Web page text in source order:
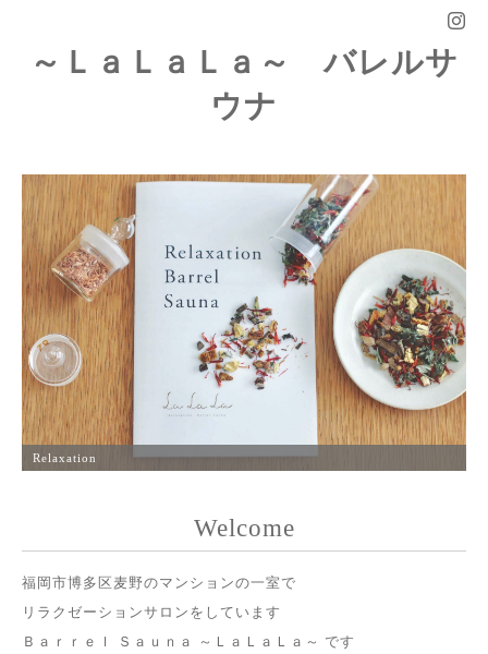
～ＬａＬａＬａ～ バレルサ
ウナ
Relaxation
Welcome
福岡市博多区麦野のマンションの一室で
リラクゼーションサロンをしています
Ｂａｒｒｅｌ Ｓａｕｎａ ～ＬａＬａＬａ～ です